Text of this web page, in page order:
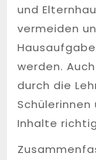
und
vermeiden
werden.
durch die
Schülerinnen
Inhalte